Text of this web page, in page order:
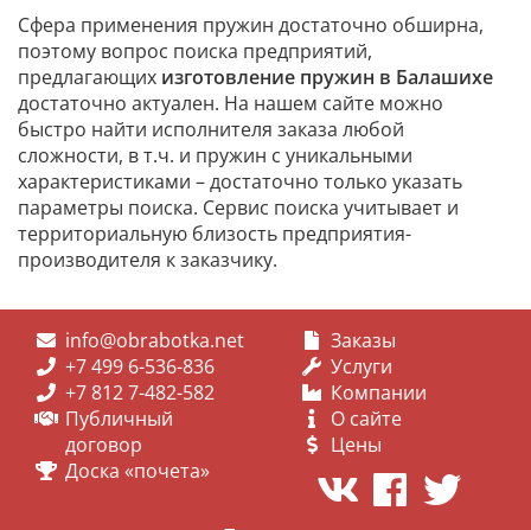
Сфера применения пружин достаточно обширна,
поэтому вопрос поиска предприятий,
предлагающих изготовление пружин в Балашихе
достаточно актуален. На нашем сайте можно
быстро найти исполнителя заказа любой
сложности, в т.ч. и пружин с уникальными
характеристиками – достаточно только указать
параметры поиска. Сервис поиска учитывает и
территориальную близость предприятия-
производителя к заказчику.
info@obrabotka.net
+7 499 6-536-836
+7 812 7-482-582
Публичный
договор
Доска «почета»
Заказы
Услуги
Компании
О сайте
Цены